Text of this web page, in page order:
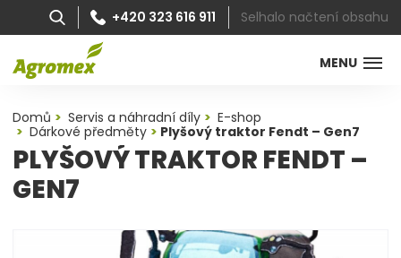
MENU
+420 323 616 911 Selhalo načtení obsahu
Domů Servis a náhradní díly
E-shop
Dárkové předměty
Plyšový traktor Fendt – Gen7
PLYŠOVÝ TRAKTOR FENDT –
GEN7